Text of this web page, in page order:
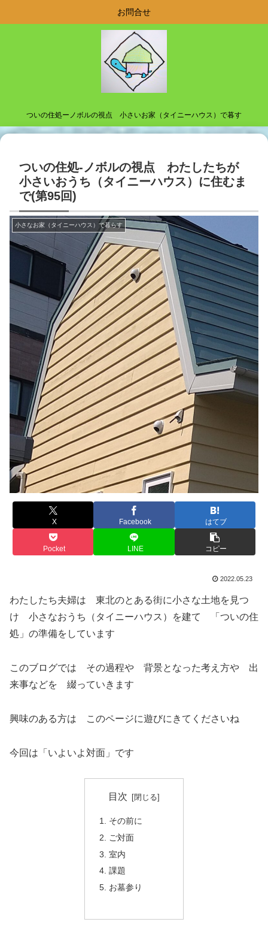
ついの住処ーノボルの視点 小さいお家（タイニーハウス）で暮す
お問合せ
ついの住処-ノボルの視点 わたしたちが
小さいおうち（タイニーハウス）に住むま
で(第95回)
小さなお家（タイニーハウス）で暮らす
X Facebook はてブ
Pocket LINE コピー
2022.05.23
わたしたち夫婦は 東北のとある街に小さな土地を見つ
け 小さなおうち（タイニーハウス）を建て 「ついの住
処」の準備をしています
このブログでは その過程や 背景となった考え方や 出
来事などを 綴っていきます
興味のある方は このページに遊びにきてくださいね
今回は「いよいよ対面」です
目次
その前に
ご対面
室内
課題
お墓参り